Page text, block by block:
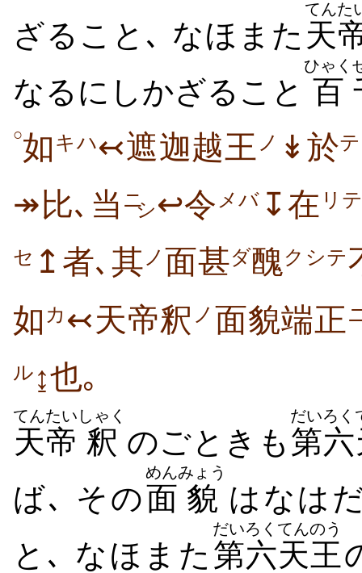
ざること､ なほまた 天
てんた
なるにしかざること 百
ひゃく
○如 キハ↢遮迦越王 ノ ↡於テ
↠比､当 ニシ↩令 メバ ↧在 リ
セ ↥者､其 ノ 面甚ダ醜クシテ
如 カ ↢天帝釈 ノ 面貌端正
ル ↨也｡
天
てん
帝
たい
釈
しゃく
のごときも 第六
だいろく
ば､ その面
めん
貌
みょう
はなは
と､ なほまた 第六
だいろく
天王
てんのう